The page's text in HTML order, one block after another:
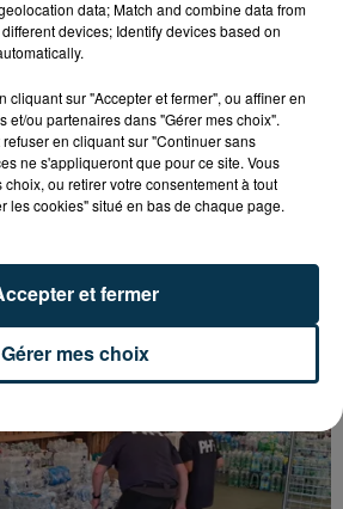
ATTENDUES À
data; Match and combine data from
devices; Identify devices based on
cliquant sur "Accepter et fermer", ou affiner en
et/ou partenaires dans "Gérer mes choix".
en cliquant sur "Continuer sans
ne s'appliqueront que pour ce site. Vous
ou retirer votre consentement à tout
les cookies" situé en bas de chaque page.
Gérer mes choix
et fermer